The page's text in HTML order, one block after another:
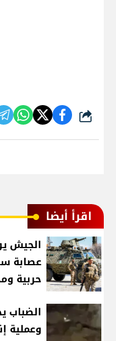
شارك
اقرأ أيضا
عصابة
حربية
الضباب
وعملية